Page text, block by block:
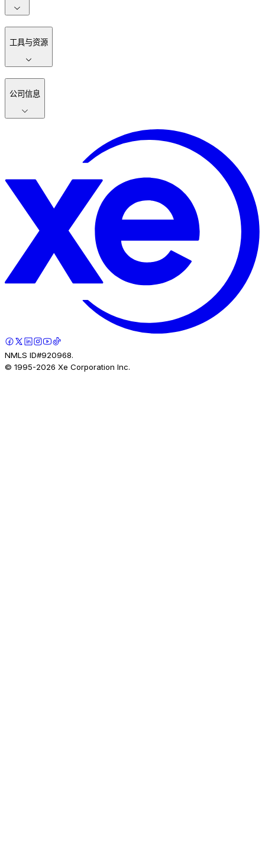
工具与资源
公司信息
NMLS ID#920968.
© 1995-2026 Xe Corporation Inc.